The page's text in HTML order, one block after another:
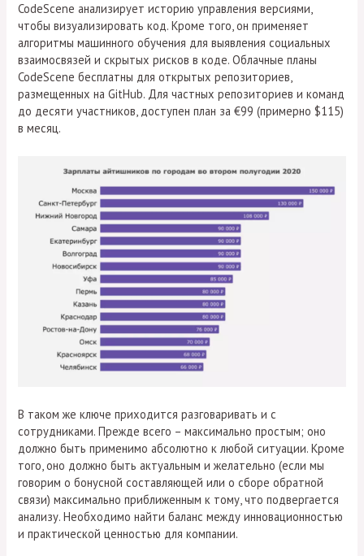
CodeScene анализирует историю управления версиями,
чтобы визуализировать код. Кроме того, он применяет
алгоритмы машинного обучения для выявления социальных
взаимосвязей и скрытых рисков в коде. Облачные планы
CodeScene бесплатны для открытых репозиториев,
размещенных на GitHub. Для частных репозиториев и команд
до десяти участников, доступен план за €99 (примерно $115)
в месяц.
В таком же ключе приходится разговаривать и с
сотрудниками. Прежде всего – максимально простым; оно
должно быть применимо абсолютно к любой ситуации. Кроме
того, оно должно быть актуальным и желательно (если мы
говорим о бонусной составляющей или о сборе обратной
связи) максимально приближенным к тому, что подвергается
анализу. Необходимо найти баланс между инновационностью
и практической ценностью для компании.